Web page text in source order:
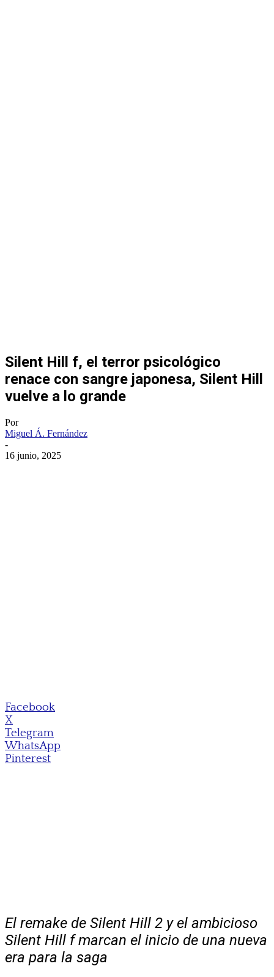
Silent Hill f, el terror psicológico
renace con sangre japonesa, Silent Hill
vuelve a lo grande
Por
Miguel Á. Fernández
-
16 junio, 2025
Facebook
X
Telegram
WhatsApp
Pinterest
El remake de Silent Hill 2 y el ambicioso
Silent Hill f marcan el inicio de una nueva
era para la saga